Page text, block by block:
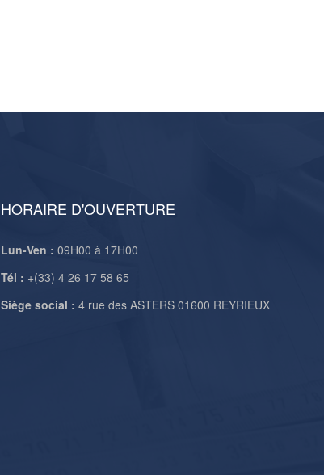
HORAIRE D'OUVERTURE
Lun-Ven : 09H00 à 17H00
Tél : +(33) 4 26 17 58 65
Siège social : 4 rue des ASTERS 01600 REYRIEUX